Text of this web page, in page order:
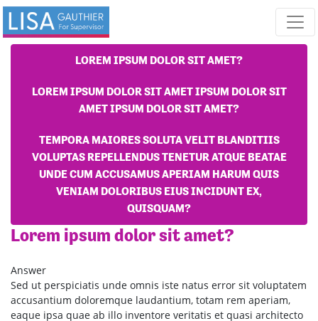
Skip navigation
LOREM IPSUM DOLOR SIT AMET?
LOREM IPSUM DOLOR SIT AMET IPSUM DOLOR SIT
AMET IPSUM DOLOR SIT AMET?
TEMPORA MAIORES SOLUTA VELIT BLANDITIIS
VOLUPTAS REPELLENDUS TENETUR ATQUE BEATAE
UNDE CUM ACCUSAMUS APERIAM HARUM QUIS
VENIAM DOLORIBUS EIUS INCIDUNT EX,
QUISQUAM?
Lorem ipsum dolor sit amet?
Answer
Sed ut perspiciatis unde omnis iste natus error sit voluptatem
accusantium doloremque laudantium, totam rem aperiam,
eaque ipsa quae ab illo inventore veritatis et quasi architecto